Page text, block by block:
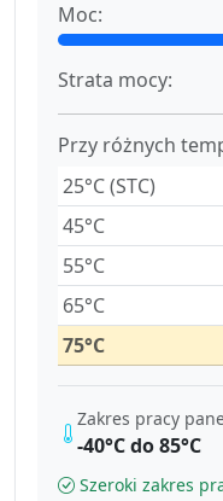
Moc:
Strata mocy:
Przy różnych
25°C (STC)
45°C
55°C
65°C
75°C
Zakres pracy
-40°C do 85°C
Szeroki zakres